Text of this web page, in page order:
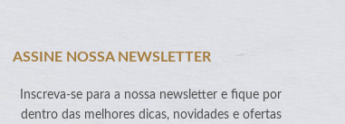
ASSINE NOSSA NEWSLETTER
Inscreva-se para a nossa newsletter e fique por
dentro das melhores dicas, novidades e ofertas